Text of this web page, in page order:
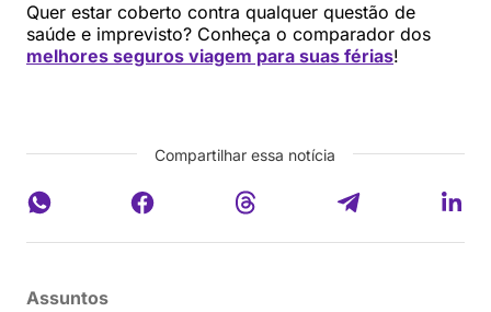
Quer estar coberto contra qualquer questão de
saúde e imprevisto? Conheça o comparador dos
melhores seguros viagem para suas férias!
Compartilhar essa notícia
Assuntos